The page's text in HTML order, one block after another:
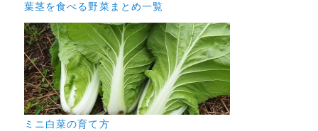
葉茎を食べる野菜まとめ一覧
ミニ白菜の育て方